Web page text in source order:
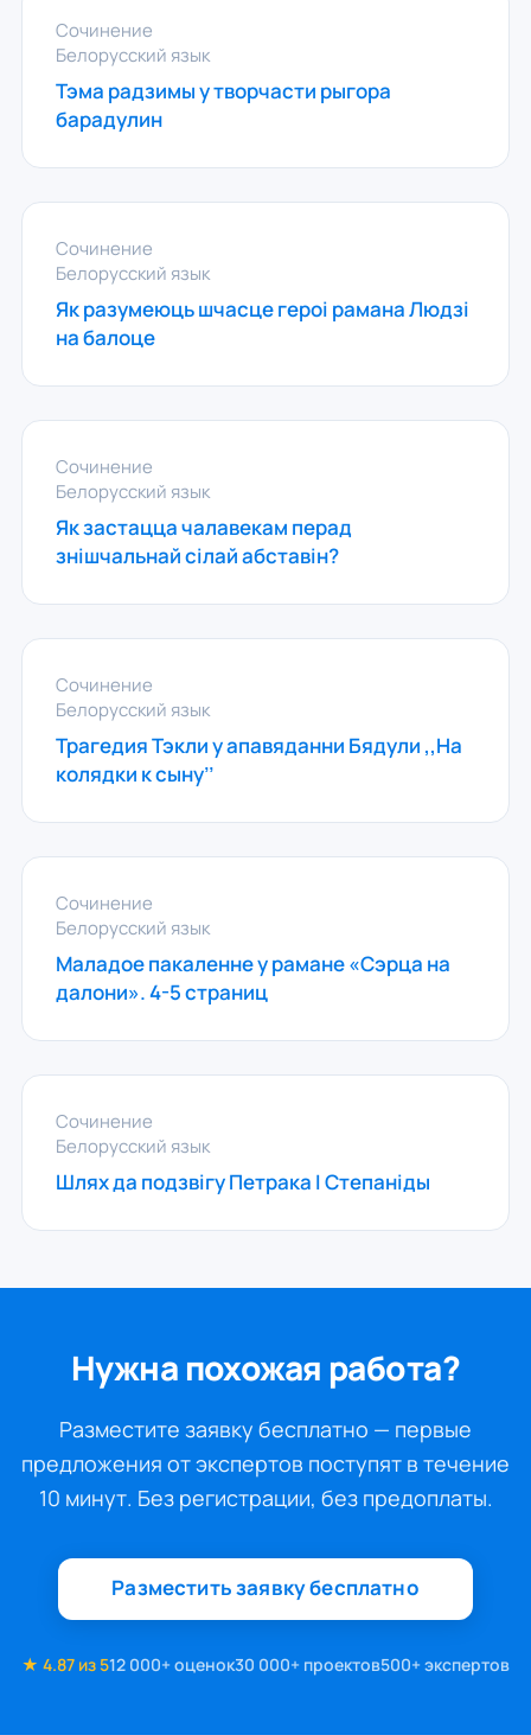
Сочинение
Белорусский язык
Тэма радзимы у творчасти рыгора
барадулин
Сочинение
Белорусский язык
Як разумеюць шчасце героi рамана Людзi
на балоце
Сочинение
Белорусский язык
Як застацца чалавекам перад
знішчальнай сілай абставін?
Сочинение
Белорусский язык
Трагедия Тэкли у апавяданни Бядули ,,На
колядки к сыну’’
Сочинение
Белорусский язык
Маладое пакаленне у рамане «Сэрца на
далони». 4-5 страниц
Сочинение
Белорусский язык
Шлях да подзвігу Петрака I Степанiды
Нужна похожая работа?
Разместите заявку бесплатно — первые
предложения от экспертов поступят в течение
10 минут. Без регистрации, без предоплаты.
Разместить заявку бесплатно
★ 4.87 из 512 000+ оценок30 000+ проектов500+ экспертов